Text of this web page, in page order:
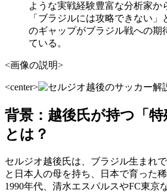
ような実戦経験豊富な分析家か
「ブラジルには攻略できない
のギャップがブラジル戦への期
ている。
<画像の説明>
<center>
背景：越後氏が持つ「特
とは？
セルジオ越後氏は、ブラジル生まれ
と日本人の母を持ち、日本で育った
1990年代、清水エスパルスやFC東京